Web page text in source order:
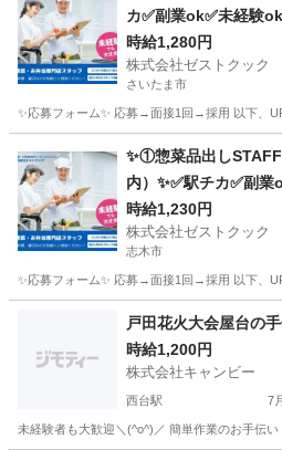
カ✅副業ok✅未経験
内ok
時給1,280円
株式会社ゼストクッ
さいたま市
✨応募フォーム✨ 応募→面接1回→採用 以下、
さいたま市 キッチン
✨①惣菜品出し
内）✨✅駅チカ✅副
2～ok✅扶養内ok
時給1,230円
株式会社ゼストクッ
志木市
✨応募フォーム✨ 応募→面接1回→採用 以下、
キッチン スタッフ
戸田花火大会屋台の
時給1,200円
株式会社キャンビー
西台駅 7